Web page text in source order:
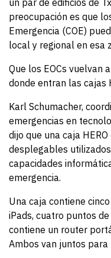
un par de edificios de
preocupación es que
Emergencia (COE)
local y regional en esa
Que los EOCs vuelvan
donde entran las cajas
Karl Schumacher,
emergencias en
dijo que una caja
desplegables
capacidades
emergencia.
Una caja contiene
iPads, cuatro puntos
contiene un router
Ambos van juntos para